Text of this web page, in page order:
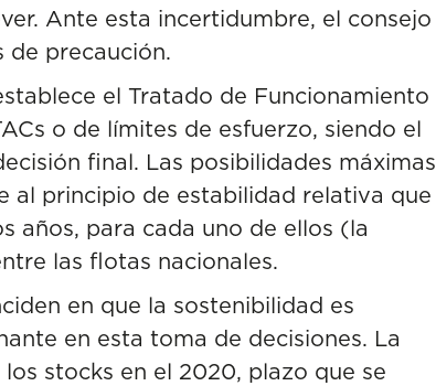
Ante esta incertidumbre, el consejo
de precaución.
el Tratado de Funcionamiento
o de límites de esfuerzo, siendo el
final. Las posibilidades máximas
al principio de estabilidad relativa que
años, para cada uno de ellos (la
las flotas nacionales.
en que la sostenibilidad es
en esta toma de decisiones. La
stocks en el 2020, plazo que se